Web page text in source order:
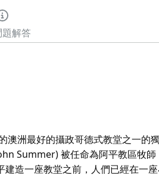
題解答
澳洲最好的攝政哥德式教堂之一的
Summer) 被任命為阿平教區牧師
建造一座教堂之前，人們已經在一